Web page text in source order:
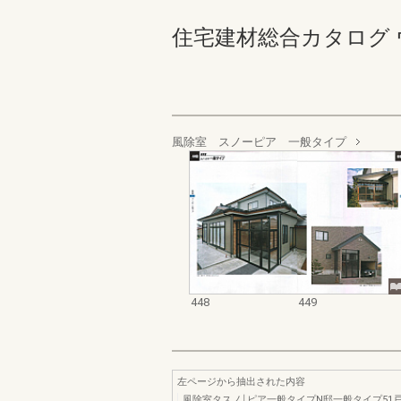
住宅建材総合カタログ
風除室 スノーピア 一般タイプ
448 449
左ページから抽出された内容